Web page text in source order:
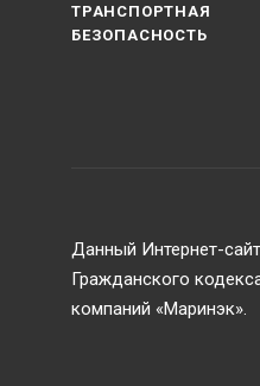
Подп. и дата
ТРАНСПОРТНАЯ
БЕЗОПАСНОСТЬ
Данный Интернет-
Гражданского
компаний «Маринэк».